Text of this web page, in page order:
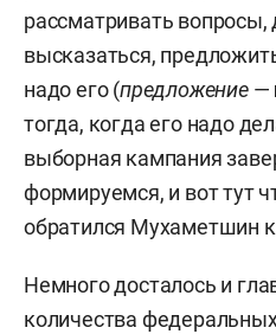
рассматривать
высказаться,
надо его (предложение —
тогда, когда его надо
выборная кампания
формируемся, и вот тут
обратился Мухаметшин
Немного досталось и
количества